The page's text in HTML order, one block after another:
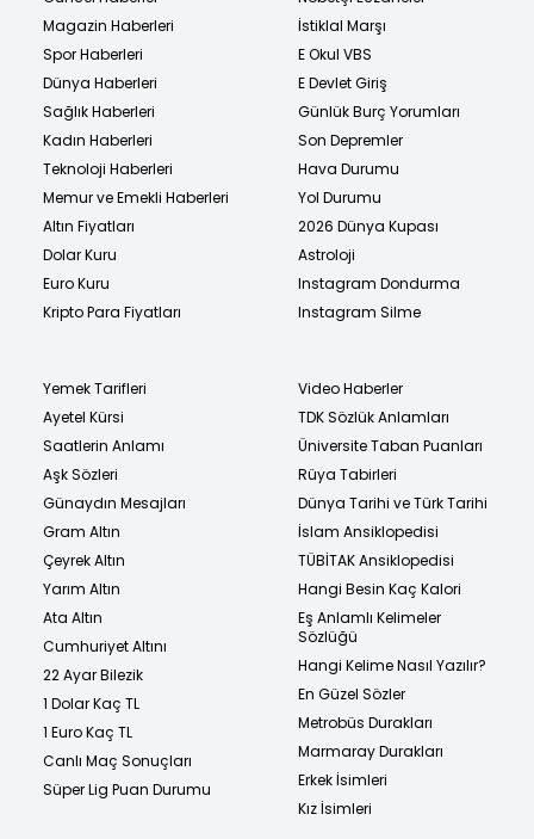
Magazin Haberleri
Spor Haberleri
Dünya Haberleri
Sağlık Haberleri
Kadın Haberleri
Teknoloji Haberleri
Memur ve Emekli Haberleri
Altın Fiyatları
Dolar Kuru
Euro Kuru
Kripto Para Fiyatları
İstiklal Marşı
E Okul VBS
E Devlet Giriş
Günlük Burç Yorumları
Son Depremler
Hava Durumu
Yol Durumu
2026 Dünya Kupası
Astroloji
Instagram Dondurma
Instagram Silme
Yemek Tarifleri
Ayetel Kürsi
Saatlerin Anlamı
Aşk Sözleri
Günaydın Mesajları
Gram Altın
Çeyrek Altın
Yarım Altın
Ata Altın
Cumhuriyet Altını
22 Ayar Bilezik
1 Dolar Kaç TL
1 Euro Kaç TL
Canlı Maç Sonuçları
Süper Lig Puan Durumu
Video Haberler
TDK Sözlük Anlamları
Üniversite Taban Puanları
Rüya Tabirleri
Dünya Tarihi ve Türk Tarihi
İslam Ansiklopedisi
TÜBİTAK Ansiklopedisi
Hangi Besin Kaç Kalori
Eş Anlamlı Kelimeler
Sözlüğü
Hangi Kelime Nasıl Yazılır?
En Güzel Sözler
Metrobüs Durakları
Marmaray Durakları
Erkek İsimleri
Kız İsimleri